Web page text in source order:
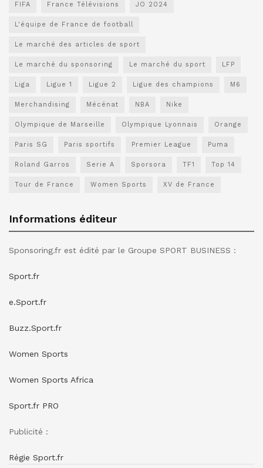
FIFA France Télévisions JO 2024
L'équipe de France de football
Le marché des articles de sport
Le marché du sponsoring Le marché du sport LFP
Liga Ligue 1 Ligue 2 Ligue des champions M6
Merchandising Mécénat NBA Nike
Olympique de Marseille Olympique Lyonnais Orange
Paris SG Paris sportifs Premier League Puma
Roland Garros Serie A Sporsora TF1 Top 14
Tour de France Women Sports XV de France
Informations éditeur
Sponsoring.fr est édité par le Groupe SPORT BUSINESS :
Sport.fr
e.Sport.fr
Buzz.Sport.fr
Women Sports
Women Sports Africa
Sport.fr PRO
Publicité :
Régie Sport.fr